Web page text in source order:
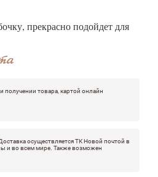
прекрасно подойдет для
получении товара, картой онлайн
осуществляется ТК Новой почтой в
и во всем мире. Также возможен